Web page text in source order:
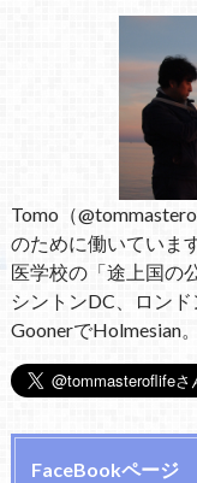
Tomo（
のために働いていま
医学校の「途上国の
シントンDC、ロンド
GoonerでHolmesian
FaceBookページ